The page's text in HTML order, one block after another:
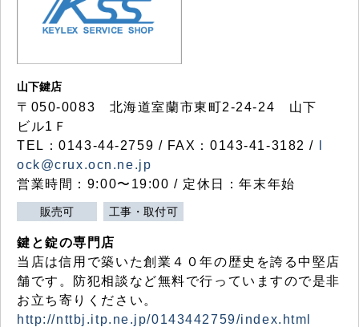
山下鍵店
〒050-0083 北海道室蘭市東町2-24-24 山下
ビル1Ｆ
TEL：0143-44-2759 / FAX：0143-41-3182 /
ock@crux.ocn.ne.jp
営業時間：9:00〜19:00 / 定休日：年末年始
販売可 工事・取付可
鍵と錠の専門店
当店は信用で築いた創業４０年の歴史を誇る中堅店
舗です。防犯相談など無料で行っていますので是非
お立ち寄りください。
http://nttbj.itp.ne.jp/0143442759/index.html